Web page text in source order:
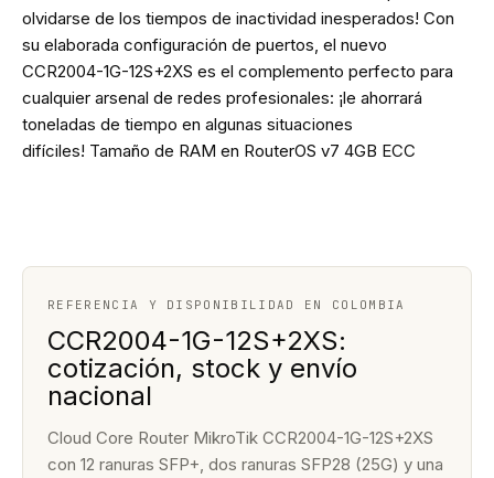
olvidarse de los tiempos de inactividad inesperados! Con
su elaborada configuración de puertos, el nuevo
CCR2004-1G-12S+2XS es ​​el complemento perfecto para
cualquier arsenal de redes profesionales: ¡le ahorrará
toneladas de tiempo en algunas situaciones
difíciles! Tamaño de RAM en RouterOS v7 4GB ECC
REFERENCIA Y DISPONIBILIDAD EN COLOMBIA
CCR2004-1G-12S+2XS:
cotización, stock y envío
nacional
Cloud Core Router MikroTik CCR2004-1G-12S+2XS
con 12 ranuras SFP+, dos ranuras SFP28 (25G) y una